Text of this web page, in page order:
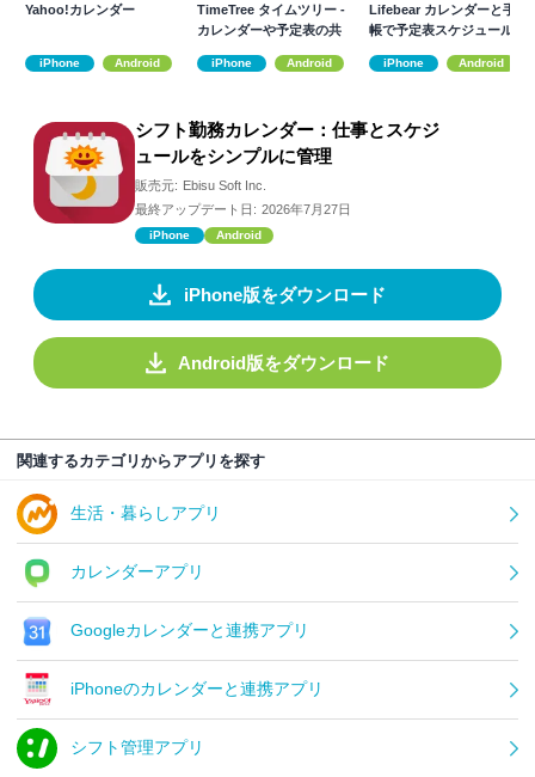
Yahoo!カレンダー
iPhone Android
TimeTree タイムツリー -
カレンダーや予定表の共
iPhone Android
Lifebear カレンダーと手
帳で予定表スケジュール
iPhone Android
シフト勤務カレンダー：仕事とスケジ
ュールをシンプルに管理
販売元: Ebisu Soft Inc.
最終アップデート日: 2026年7月27日
iPhone Android
iPhone版をダウンロード
Android版をダウンロード
関連するカテゴリからアプリを探す
生活・暮らしアプリ
カレンダーアプリ
Googleカレンダーと連携アプリ
iPhoneのカレンダーと連携アプリ
シフト管理アプリ